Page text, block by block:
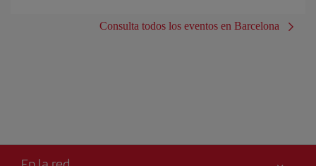
Consulta todos los eventos en Barcelona